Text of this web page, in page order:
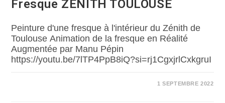
Fresque ZÉNITH TOULOUSE
Peinture d'une fresque à l'intérieur du Zénith de
Toulouse Animation de la fresque en Réalité
Augmentée par Manu Pépin
https://youtu.be/7lTP4PpB8iQ?si=rj1CgxjrlCxkgruI
1 SEPTEMBRE 2022